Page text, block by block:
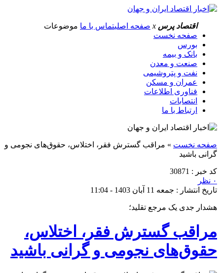
اقتصاد پرس x صفحه اصلیتماس با ما موضوعات
صفحه نخست
بورس
بانک و بیمه
صنعت و معدن
نفت و پتروشیمی
عمران و مسکن
فناوری اطلاعات
انتصابات
ارتباط با ما
صفحه نخست » مراقب گسترش فقر، اختلاس، حقوق‌های نجومی و
گرانی باشید
کد خبر : 30871
۰ نظر
تاریخ انتشار : جمعه 11 آبان 1403 - 11:04
هشدار جدی یک مرجع تقلید؛
مراقب گسترش فقر، اختلاس،
حقوق‌های نجومی و گرانی باشید